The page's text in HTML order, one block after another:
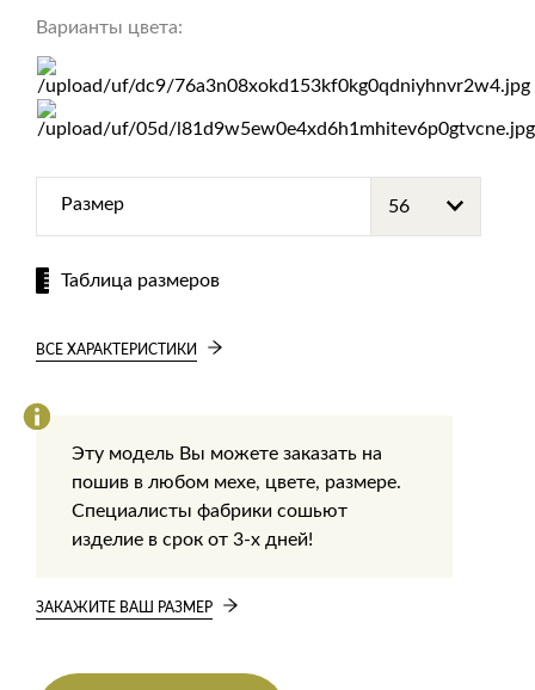
Варианты цвета:
Размер
Таблица размеров
ВСЕ ХАРАКТЕРИСТИКИ
Эту модель Вы можете заказать на
пошив в любом мехе, цвете, размере.
Специалисты фабрики сошьют
изделие в срок от 3-х дней!
ЗАКАЖИТЕ ВАШ РАЗМЕР